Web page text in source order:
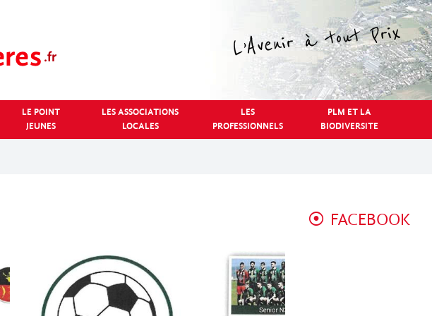
LE POINT
JEUNES
LES ASSOCIATIONS
LOCALES
LES
PROFESSIONNELS
PLM ET LA
BIODIVERSITE
FACEBOOK